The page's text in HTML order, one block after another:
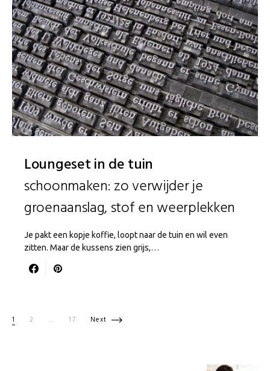
Loungeset in de tuin
schoonmaken: zo verwijder je
groenaanslag, stof en weerplekken
Je pakt een kopje koffie, loopt naar de tuin en wil even
zitten. Maar de kussens zien grijs,…
Berichten paginering
1 2 … 17 Next